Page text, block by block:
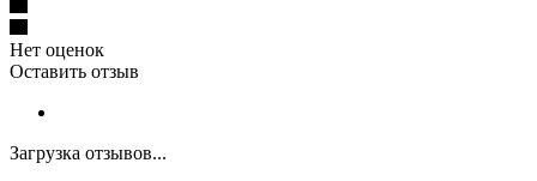
Нет оценок
Оставить отзыв
Загрузка отзывов...